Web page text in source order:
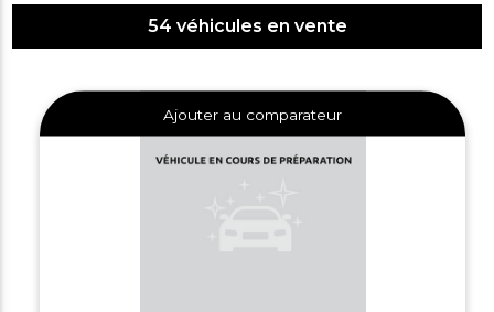
54 véhicules en vente
Ajouter au comparateur